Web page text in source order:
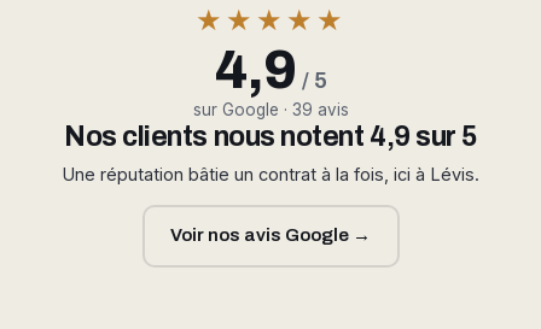
★★★★★
4,9 / 5
sur Google · 39 avis
Nos clients nous notent 4,9 sur 5
Une réputation bâtie un contrat à la fois, ici à Lévis.
Voir nos avis Google →